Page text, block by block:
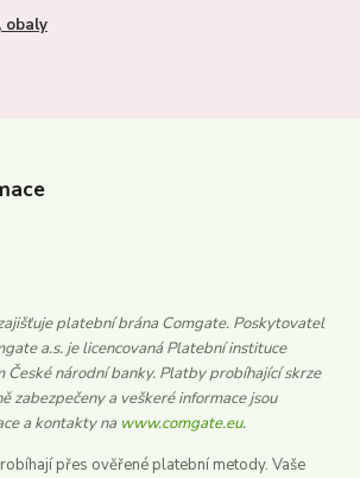
obaly
platební brána Comgate. Poskytovatel
a.s. je licencovaná Platební instituce
České národní banky. Platby probíhající skrze
zabezpečeny a veškeré informace jsou
a kontakty na www.comgate.eu.
přes ověřené platební metody. Vaše